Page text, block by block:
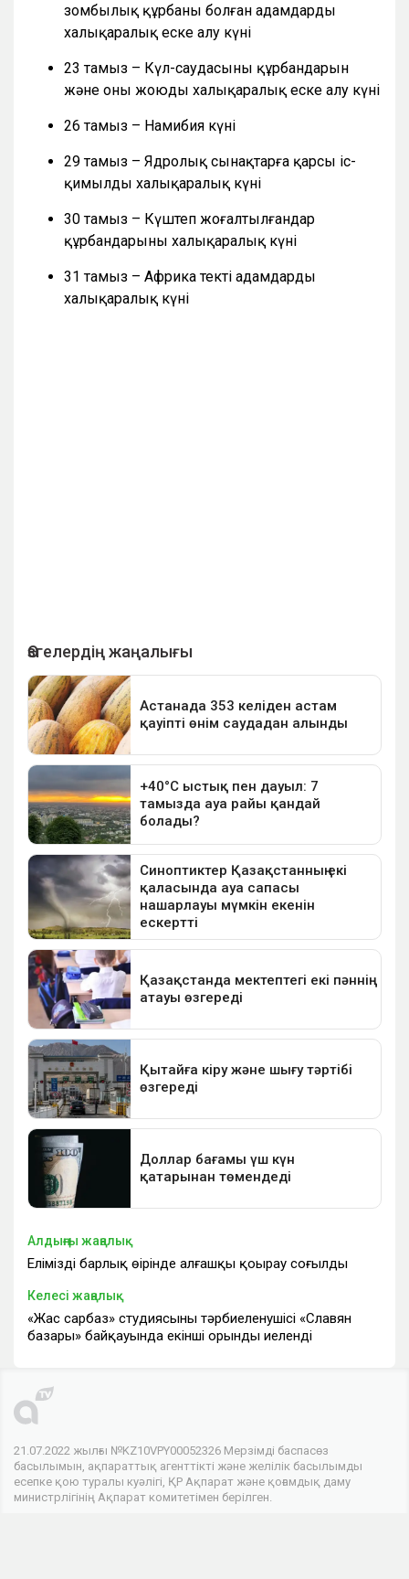
зомбылық құрбаны болған адамдарды
халықаралық еске алу күні
23 тамыз – Күл-саудасының құрбандарын
және оны жоюды халықаралық еске алу күні
26 тамыз – Намибия күні
29 тамыз – Ядролық сынақтарға қарсы іс-
қимылдың халықаралық күні
30 тамыз – Күштеп жоғалтылғандар
құрбандарының халықаралық күні
31 тамыз – Африка текті адамдардың
халықаралық күні
Алдыңғы жаңалық
Еліміздің барлық өңірінде алғашқы қоңырау соғылды
Келесі жаңалық
«Жас сарбаз» студиясының тәрбиеленушісі «Славян
базары» байқауында екінші орынды иеленді
21.07.2022 жылғы №KZ10VPY00052326 Мерзімді баспасөз
басылымын, ақпараттық агенттікті және желілік басылымды
есепке қою туралы куәлігі, ҚР Ақпарат және қоғамдық даму
министрлігінің Ақпарат комитетімен берілген.